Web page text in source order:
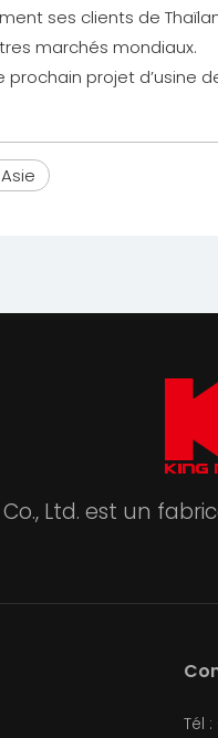
ses clients de
marchés mondiaux.
projet d’usine
Ltd. est un
Tél